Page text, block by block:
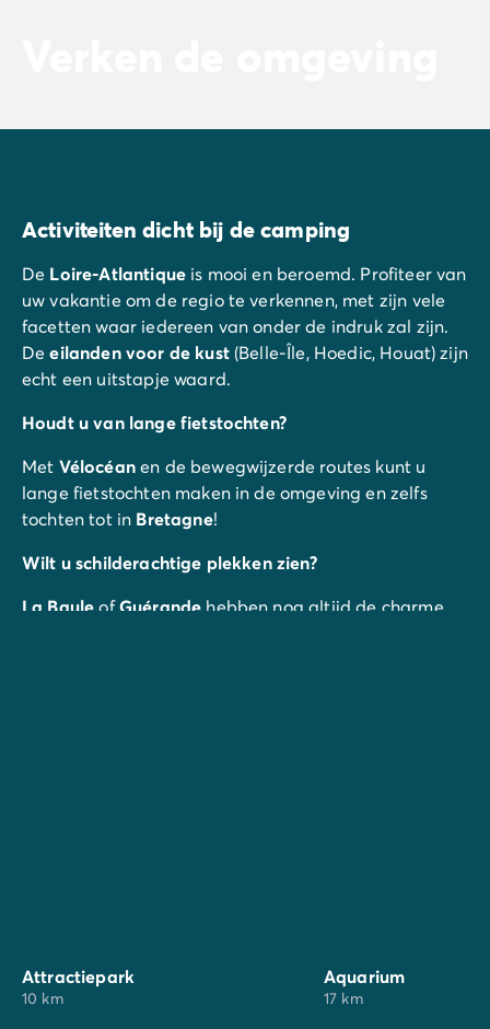
Activiteiten dicht bij de camping
De Loire-Atlantique is mooi en beroemd. Profiteer van
uw vakantie om de regio te verkennen, met zijn vele
facetten waar iedereen van onder de indruk zal zijn.
Deeilanden voor de kust(Belle-Île, Hoedic, Houat) zijn
echt een uitstapje waard.
Houdt u van lange fietstochten?
Met Vélocéanen de bewegwijzerde routes kunt u
lange fietstochten maken in de omgeving en zelfs
tochten tot in Bretagne!
Wilt u schilderachtige plekken zien?
La BauleofGuérande hebben nog altijd de charme
Attractiepark
10 km
Aquarium
17 km